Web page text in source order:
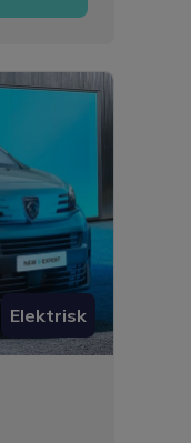
Elektrisk